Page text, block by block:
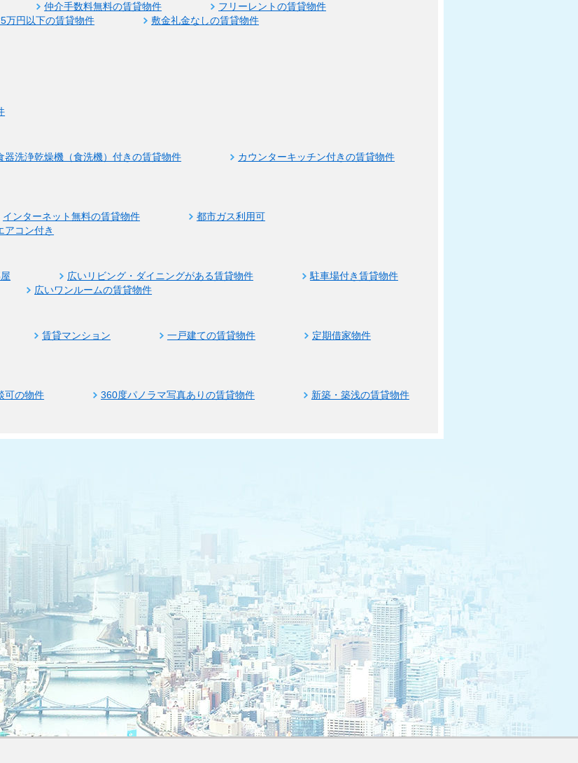
仲介手数料無料の賃貸物件
フリーレントの賃貸物件
万円以下の賃貸物件 敷金礼金なしの賃貸物件
器洗浄乾燥機（食洗機）付きの賃貸物件
カウンターキッチン付きの賃貸物件
インターネット無料の賃貸物件
都市ガス利用可
アコン付き
広いリビング・ダイニングがある賃貸物件
駐車場付き賃貸物件
広いワンルームの賃貸物件
賃貸マンション 一戸建ての賃貸物件
定期借家物件
可の物件 360度パノラマ写真ありの賃貸物件 新築・築浅の賃貸物件